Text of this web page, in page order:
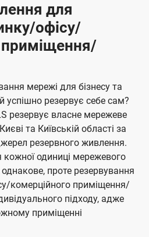
для
офісу/
приміщення/
мережі для бізнесу та
успішно резервує себе сам?
резервує власне мережеве
та Київській області за
резервного живлення.
одиниці мережевого
проте резервування
комерційного приміщення/
підходу, адже
приміщенні